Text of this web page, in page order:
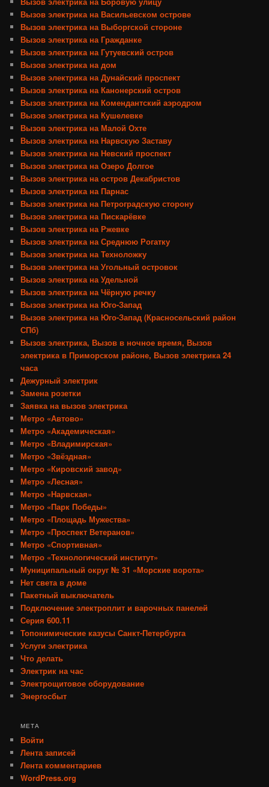
Вызов электрика на Васильевском острове
Вызов электрика на Выборгской стороне
Вызов электрика на Гражданке
Вызов электрика на Гутуевский остров
Вызов электрика на дом
Вызов электрика на Дунайский проспект
Вызов электрика на Канонерский остров
Вызов электрика на Комендантский аэродром
Вызов электрика на Кушелевке
Вызов электрика на Малой Охте
Вызов электрика на Нарвскую Заставу
Вызов электрика на Невский проспект
Вызов электрика на Озеро Долгое
Вызов электрика на остров Декабристов
Вызов электрика на Парнас
Вызов электрика на Петроградскую сторону
Вызов электрика на Пискарёвке
Вызов электрика на Ржевке
Вызов электрика на Среднюю Рогатку
Вызов электрика на Техноложку
Вызов электрика на Угольный островок
Вызов электрика на Удельной
Вызов электрика на Чёрную речку
Вызов электрика на Юго-Запад
Вызов электрика на Юго-Запад (Красносельский район
СПб)
Вызов электрика, Вызов в ночное время, Вызов
электрика в Приморском районе, Вызов электрика 24
часа
Дежурный электрик
Замена розетки
Заявка на вызов электрика
Метро «Автово»
Метро «Академическая»
Метро «Владимирская»
Метро «Звёздная»
Метро «Кировский завод»
Метро «Лесная»
Метро «Нарвская»
Метро «Парк Победы»
Метро «Площадь Мужества»
Метро «Проспект Ветеранов»
Метро «Спортивная»
Метро «Технологический институт»
Муниципальный округ № 31 «Морские ворота»
Нет света в доме
Пакетный выключатель
Подключение электроплит и варочных панелей
Серия 600.11
Топонимические казусы Санкт-Петербурга
Услуги электрика
Что делать
Электрик на час
Электрощитовое оборудование
Энергосбыт
МЕТА
Войти
Лента записей
Лента комментариев
WordPress.org